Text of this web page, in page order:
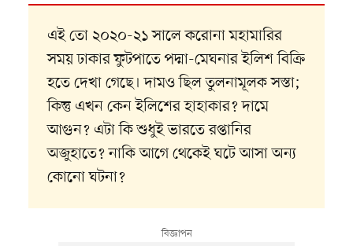
এই তো ২০২০-২১ সালে করোনা মহামারির
সময় ঢাকার ফুটপাতে পদ্মা-মেঘনার ইলিশ বিক্রি
হতে দেখা গেছে। দামও ছিল তুলনামূলক সস্তা;
কিন্তু এখন কেন ইলিশের হাহাকার? দামে
আগুন? এটা কি শুধুই ভারতে রপ্তানির
অজুহাতে? নাকি আগে থেকেই ঘটে আসা অন্য
কোনো ঘটনা?